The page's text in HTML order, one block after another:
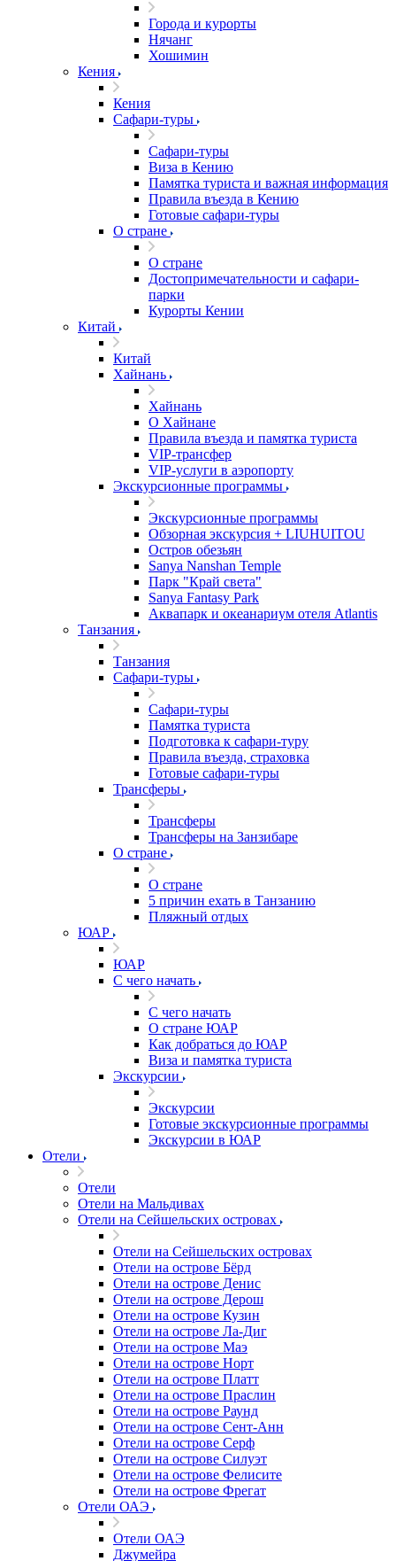
Города и курорты
Нячанг
Хошимин
Кения
Кения
Сафари-туры
Сафари-туры
Виза в Кению
Памятка туриста и важная информация
Правила въезда в Кению
Готовые сафари-туры
О стране
О стране
Достопримечательности и сафари-
парки
Курорты Кении
Китай
Китай
Хайнань
Хайнань
О Хайнане
Правила въезда и памятка туриста
VIP-трансфер
VIP-услуги в аэропорту
Экскурсионные программы
Экскурсионные программы
Обзорная экскурсия + LIUHUITOU
Остров обезьян
Sanya Nanshan Temple
Парк "Край света"
Sanya Fantasy Park
Аквапарк и океанариум отеля Atlantis
Танзания
Танзания
Сафари-туры
Сафари-туры
Памятка туриста
Подготовка к сафари-туру
Правила въезда, страховка
Готовые сафари-туры
Трансферы
Трансферы
Трансферы на Занзибаре
О стране
О стране
5 причин ехать в Танзанию
Пляжный отдых
ЮАР
ЮАР
С чего начать
С чего начать
О стране ЮАР
Как добраться до ЮАР
Виза и памятка туриста
Экскурсии
Экскурсии
Готовые экскурсионные программы
Экскурсии в ЮАР
Отели
Отели
Отели на Мальдивах
Отели на Сейшельских островах
Отели на Сейшельских островах
Отели на острове Бёрд
Отели на острове Денис
Отели на острове Дерош
Отели на острове Кузин
Отели на острове Ла-Диг
Отели на острове Маэ
Отели на острове Норт
Отели на острове Платт
Отели на острове Праслин
Отели на острове Раунд
Отели на острове Сент-Анн
Отели на острове Серф
Отели на острове Силуэт
Отели на острове Фелисите
Отели на острове Фрегат
Отели ОАЭ
Отели ОАЭ
Джумейра